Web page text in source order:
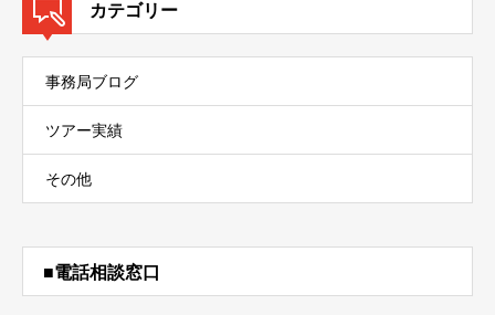
カテゴリー
事務局ブログ
ツアー実績
その他
■電話相談窓口